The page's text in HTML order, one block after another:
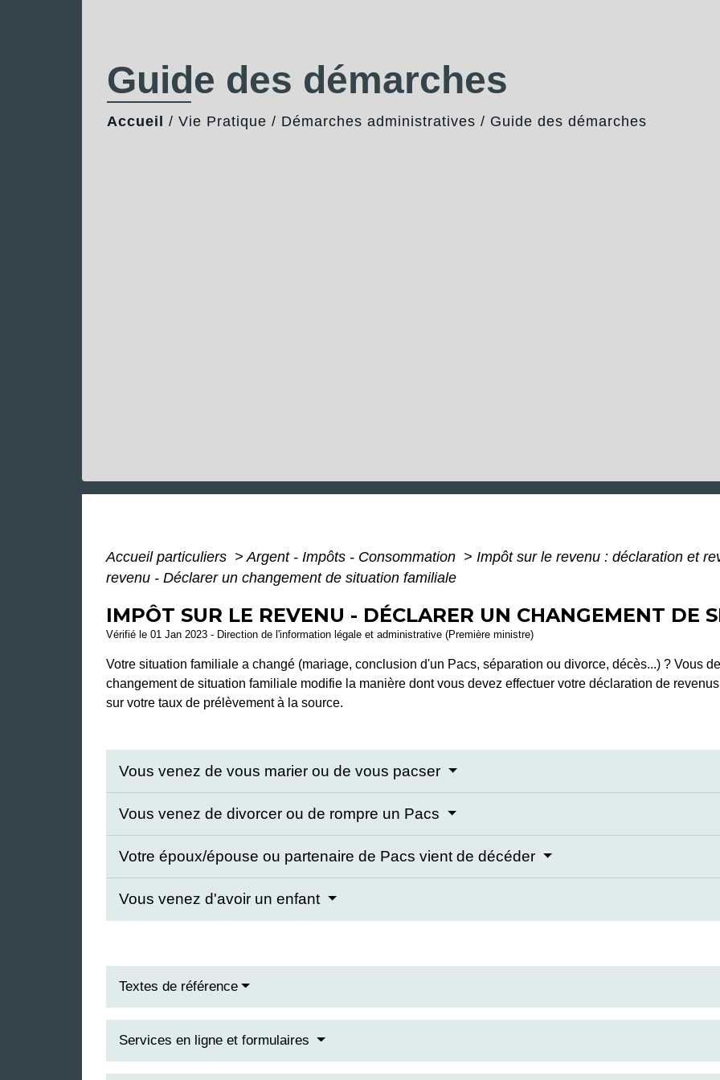
Guide des démarches
Accueil / Vie Pratique / Démarches administratives / Guide des démarches
Accueil particuliers > Argent - Impôts - Consommation > Impôt sur le revenu : déclaration et
revenu - Déclarer un changement de situation familiale
IMPÔT SUR LE REVENU - DÉCLARER UN CHANGEMENT DE
Vérifié le 01 Jan 2023 - Direction de l'information légale et administrative (Première ministre)
Votre situation familiale a changé (mariage, conclusion d'un Pacs, séparation ou divorce, décès...) ? Vous
changement de situation familiale modifie la manière dont vous devez effectuer votre déclaration de
sur votre taux de prélèvement à la source.
Vous venez de vous marier ou de vous pacser
Vous venez de divorcer ou de rompre un Pacs
Votre époux/épouse ou partenaire de Pacs vient de décéder
Vous venez d'avoir un enfant
Textes de référence
Services en ligne et formulaires